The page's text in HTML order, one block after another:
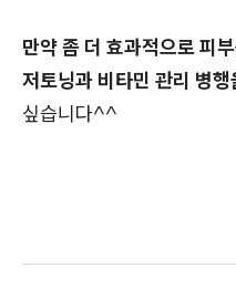
만약 좀 더 효과적으로 피
저토닝과 비타민 관리 병행
싶습니다^^